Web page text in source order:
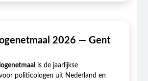
2026 — Gent
is de jaarlijkse
politicologen uit Nederland en